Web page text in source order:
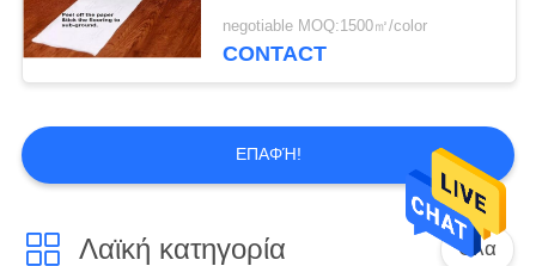
negotiable MOQ:1500㎡/color
CONTACT
ΕΠΑΦΉ!
Λαϊκή κατηγορία Όλα